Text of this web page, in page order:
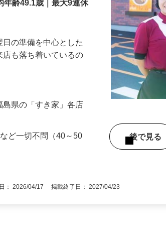
年齢49.1歳｜最大9連休
日の準備を中心とした
店も落ち着いているの
島県の「すき家」各店
ど一切不問（40～50